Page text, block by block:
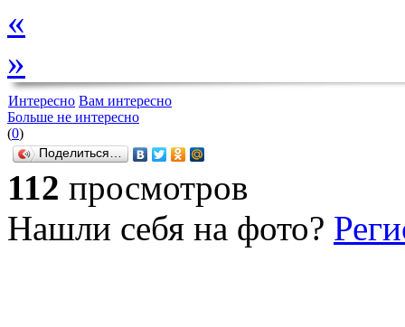
«
»
Интересно Вам интересно
Больше не интересно
(0)
Поделиться…
112 просмотров
Нашли себя на фото?